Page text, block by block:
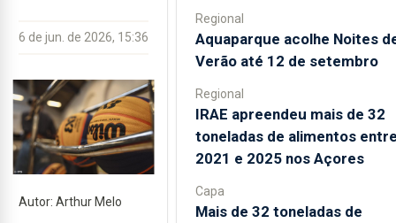
6 de jun. de 2026, 15:36
Autor: Arthur Melo
Regional
Aquaparque acolhe Noites
Verão até 12 de setembro
Regional
IRAE apreendeu mais de 32
toneladas de alimentos
2021 e 2025 nos Açores
Capa
Mais de 32 toneladas de